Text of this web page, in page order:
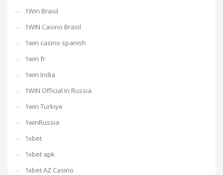
1Win Brasil
1WIN Casino Brasil
1win casino spanish
1win fr
1win India
1WIN Official In Russia
1win Turkiye
1winRussia
1xbet
1xbet apk
1xbet AZ Casino